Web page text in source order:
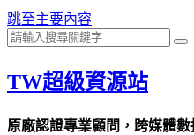
跳至主要內容
TW超級資源站
原廠認證專業顧問，跨媒體